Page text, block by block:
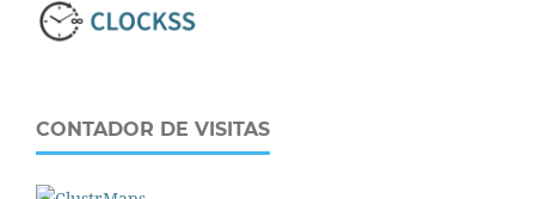
CONTADOR DE VISITAS